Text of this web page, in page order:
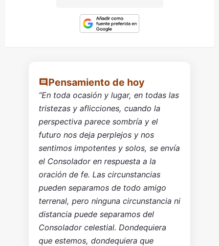
Pensamiento de hoy
“En toda ocasión y lugar, en todas las
tristezas y aflicciones, cuando la
perspectiva parece sombría y el
futuro nos deja perplejos y nos
sentimos impotentes y solos, se envía
el Consolador en respuesta a la
oración de fe. Las circunstancias
pueden separamos de todo amigo
terrenal, pero ninguna circunstancia ni
distancia puede separamos del
Consolador celestial. Dondequiera
que estemos, dondequiera que